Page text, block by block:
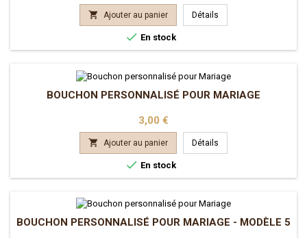
 Ajouter au panier Détails
 En stock
BOUCHON PERSONNALISÉ POUR MARIAGE
Prix
3,00 €
 Ajouter au panier Détails
 En stock
BOUCHON PERSONNALISÉ POUR MARIAGE - MODÈLE 5